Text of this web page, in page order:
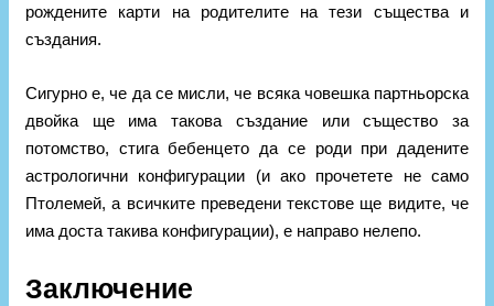
рождените карти на родителите на тези същества и
създания.
Сигурно е, че да се мисли, че всяка човешка партньорска
двойка ще има такова създание или същество за
потомство, стига бебенцето да се роди при дадените
астрологични конфигурации (и ако прочетете не само
Птолемей, а всичките преведени текстове ще видите, че
има доста такива конфигурации), е направо нелепо.
Заключение